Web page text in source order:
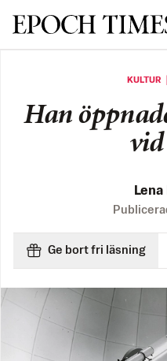
Svenska Epoch
KULTUR
Han
vid
Ge bort fri läsning